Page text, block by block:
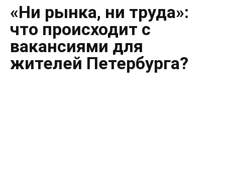
«Ни рынка, ни труда»:
что происходит с
вакансиями для
жителей Петербурга?